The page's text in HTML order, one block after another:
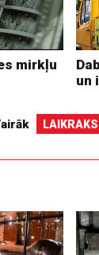
mirkļu
un